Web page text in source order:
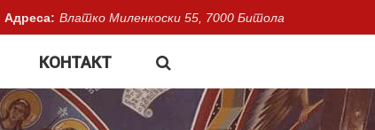
Адреса: Влатко Миленкоски 55, 7000 Битола
КОНТАКТ